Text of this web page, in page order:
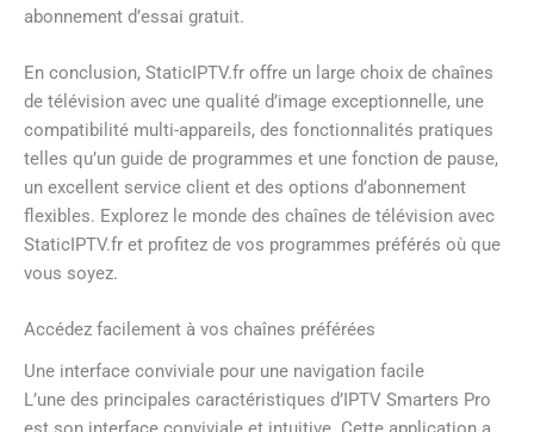
abonnement d’essai gratuit.
En conclusion, StaticIPTV.fr offre un large choix de chaînes
de télévision avec une qualité d’image exceptionnelle, une
compatibilité multi-appareils, des fonctionnalités pratiques
telles qu’un guide de programmes et une fonction de pause,
un excellent service client et des options d’abonnement
flexibles. Explorez le monde des chaînes de télévision avec
StaticIPTV.fr et profitez de vos programmes préférés où que
vous soyez.
Accédez facilement à vos chaînes préférées
Une interface conviviale pour une navigation facile
L’une des principales caractéristiques d’IPTV Smarters Pro